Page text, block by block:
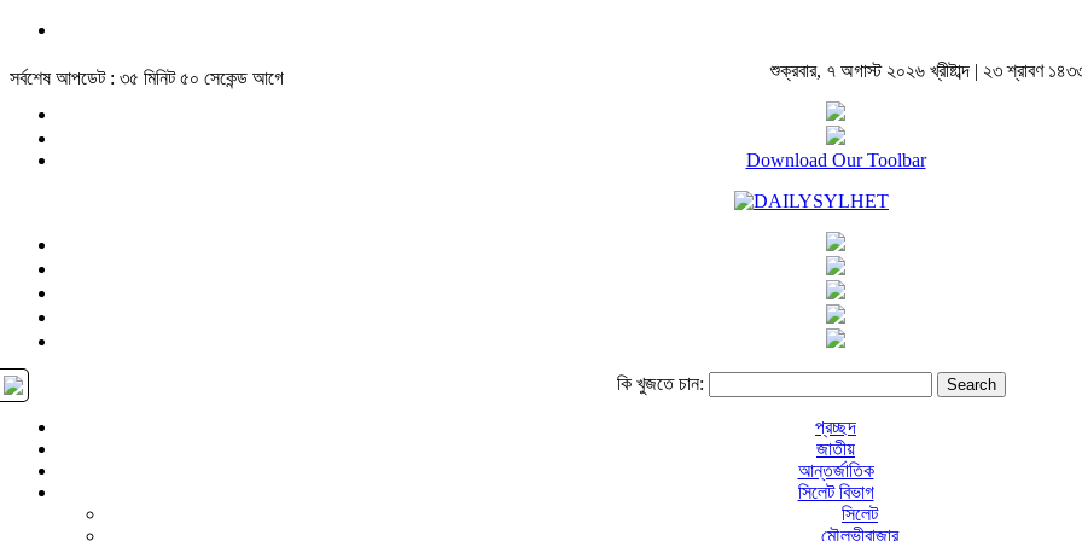
সর্বশেষ আপডেট : ৩৫ মিনিট ৫০ সেকেন্ড আগে শুক্রবার, ৭ অগাস্ট ২০২৬ খ্রীষ্টাব্দ | ২৩ শ্রাবণ ১৪৩৩
Download Our Toolbar
কি খুজতে চান:
প্রচ্ছদ
জাতীয়
আন্তর্জাতিক
সিলেট বিভাগ
সিলেট
মৌলভীবাজার